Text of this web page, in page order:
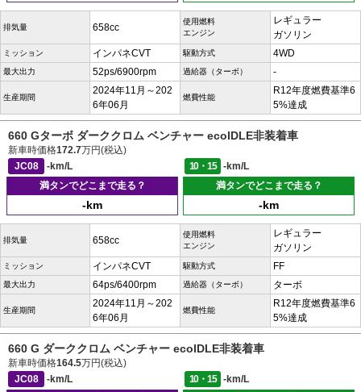
排気量 658cc
使用燃料
エンジン
レギュラー
ガソリン
ミッション インパネCVT 駆動方式 4WD
最大出力 52ps/6900rpm 過給器（ターボ） -
生産期間
2024年11月～202
6年06月
燃費性能
R12年度燃費基準6
5%達成
660 Gターボ ダーククロム ベンチャー ecoIDLE非装着車
新車時価格172.7万円(税込)
JC08
-km/L 10・15
-km/L
満タンでどこまで走る？
-km
満タンでどこまで走る？
-km
排気量 658cc
使用燃料
エンジン
レギュラー
ガソリン
ミッション インパネCVT 駆動方式 FF
最大出力 64ps/6400rpm 過給器（ターボ） ターボ
生産期間
2024年11月～202
6年06月
燃費性能
R12年度燃費基準6
5%達成
660 G ダーククロム ベンチャー ecoIDLE非装着車
新車時価格164.5万円(税込)
JC08
-km/L 10・15
-km/L